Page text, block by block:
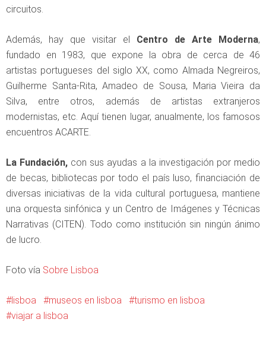
circuitos.
Además, hay que visitar el Centro de Arte Moderna,
fundado en 1983, que expone la obra de cerca de 46
artistas portugueses del siglo XX, como Almada Negreiros,
Guilherme Santa-Rita, Amadeo de Sousa, Maria Vieira da
Silva, entre otros, además de artistas extranjeros
modernistas, etc. Aquí tienen lugar, anualmente, los famosos
encuentros ACARTE.
La Fundación, con sus ayudas a la investigación por medio
de becas, bibliotecas por todo el país luso, financiación de
diversas iniciativas de la vida cultural portuguesa, mantiene
una orquesta sinfónica y un Centro de Imágenes y Técnicas
Narrativas (CITEN). Todo como institución sin ningún ánimo
de lucro.
Foto vía Sobre Lisboa
lisboa museos en lisboa
turismo en lisboa
viajar a lisboa